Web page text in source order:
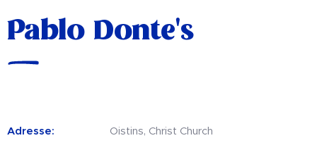
Pablo Donte's
Adresse: Oistins, Christ Church